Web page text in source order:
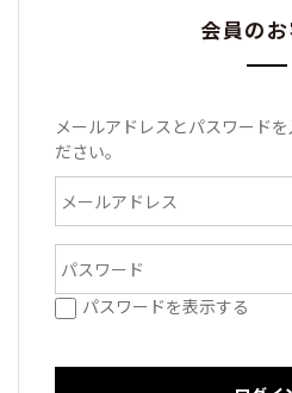
会員の
メールアドレスとパスワード
ださい。
パスワードを表示する